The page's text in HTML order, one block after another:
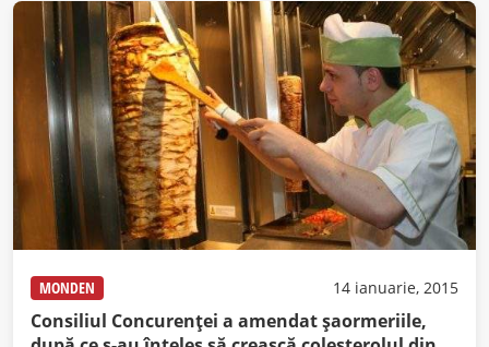
MONDEN 14 ianuarie, 2015
Consiliul Concurenței a amendat șaormeriile,